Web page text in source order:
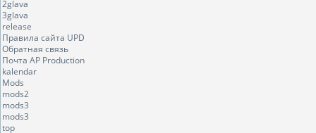
2glava
3glava
release
Правила сайта UPD
Обратная связь
Почта AP Production
kalendar
Mods
mods2
mods3
mods3
top